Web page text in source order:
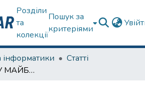
Розділи
та
колекції
Пошук за
критеріями
Статті
ФОРМУВАННЯ У МАЙБУТНІХ УЧИТЕЛІВ НАВИЧОК ВИКОРИСТАННЯ ХМАРНОГО СЕРВІСУ GOOGLE КАЛЕНДАР У ПРОФЕСІЙНІЙ ДІЯЛЬНОСТІ